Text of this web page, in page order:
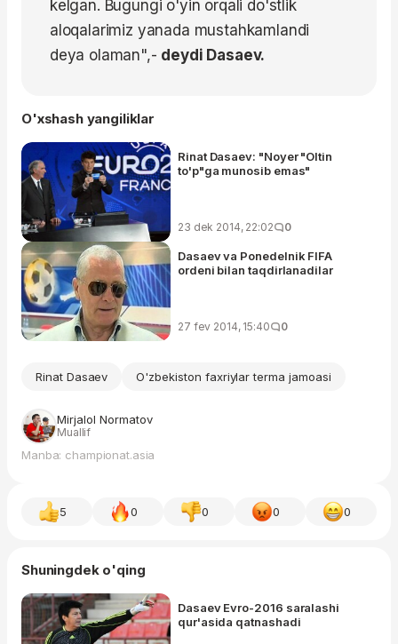
kelgan. Bugungi o'yin orqali do'stlik
aloqalarimiz yanada mustahkamlandi
deya olaman",- deydi Dasaev.
O'xshash yangiliklar
Rinat Dasaev: "Noyer "Oltin
to'p"ga munosib emas"
23 dek 2014, 22:02 0
Dasaev va Ponedelnik FIFA
ordeni bilan taqdirlanadilar
27 fev 2014, 15:40 0
Rinat Dasaev O'zbekiston faxriylar terma jamoasi
Mirjalol Normatov
Muallif
Manba: championat.asia
5 0 0 0 0
Shuningdek o'qing
Dasaev Evro-2016 saralashi
qur'asida qatnashadi